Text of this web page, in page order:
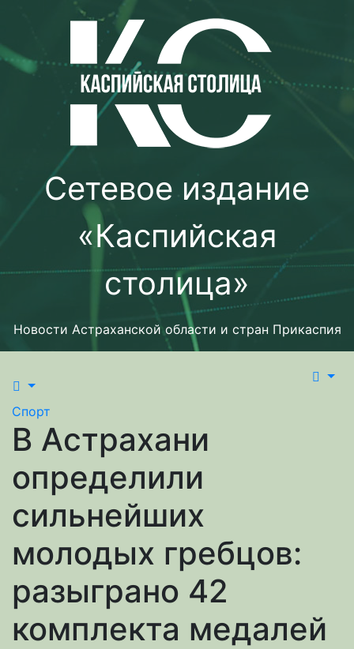
содержимому
Сетевое издание
«Каспийская
столица»
Новости Астраханской области и стран Прикаспия
Спорт
В Астрахани
определили
сильнейших
молодых гребцов:
разыграно 42
комплекта медалей